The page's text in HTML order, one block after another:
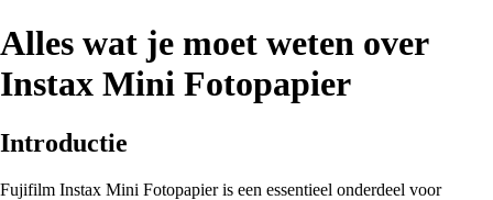
Alles wat je moet weten over
Instax Mini Fotopapier
Introductie
Fujifilm Instax Mini Fotopapier is een essentieel onderdeel voor